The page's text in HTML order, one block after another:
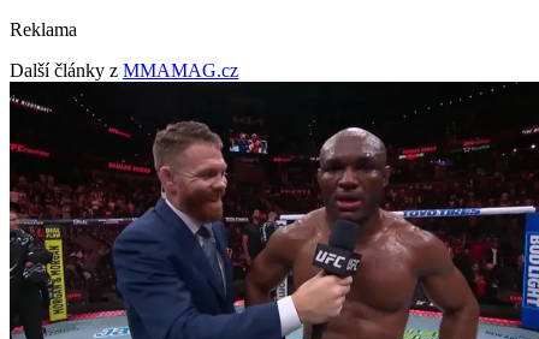
Reklama
Další články z MMAMAG.cz